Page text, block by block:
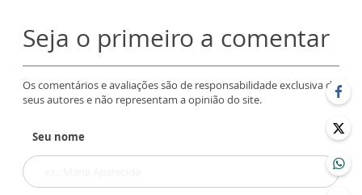
Seja o primeiro a comentar
Os comentários e avaliações são de responsabilidade exclusiva de
seus autores e não representam a opinião do site.
Seu nome